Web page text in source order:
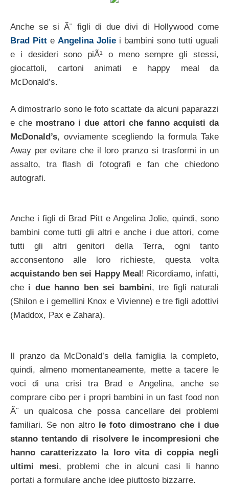
Anche se si Ã¨ figli di due divi di Hollywood come
Brad Pitt e Angelina Jolie i bambini sono tutti uguali
e i desideri sono piÃ¹ o meno sempre gli stessi,
giocattoli, cartoni animati e happy meal da
McDonald’s.
A dimostrarlo sono le foto scattate da alcuni paparazzi
e che mostrano i due attori che fanno acquisti da
McDonald’s, ovviamente scegliendo la formula Take
Away per evitare che il loro pranzo si trasformi in un
assalto, tra flash di fotografi e fan che chiedono
autografi.
Anche i figli di Brad Pitt e Angelina Jolie, quindi, sono
bambini come tutti gli altri e anche i due attori, come
tutti gli altri genitori della Terra, ogni tanto
acconsentono alle loro richieste, questa volta
acquistando ben sei Happy Meal ! Ricordiamo, infatti,
che i due hanno ben sei bambini, tre figli naturali
(Shilon e i gemellini Knox e Vivienne) e tre figli adottivi
(Maddox, Pax e Zahara).
Il pranzo da McDonald’s della famiglia la completo,
quindi, almeno momentaneamente, mette a tacere le
voci di una crisi tra Brad e Angelina, anche se
comprare cibo per i propri bambini in un fast food non
Ã¨ un qualcosa che possa cancellare dei problemi
familiari. Se non altro le foto dimostrano che i due
stanno tentando di risolvere le incompresioni che
hanno caratterizzato la loro vita di coppia negli
ultimi mesi, problemi che in alcuni casi li hanno
portati a formulare anche idee piuttosto bizzarre.